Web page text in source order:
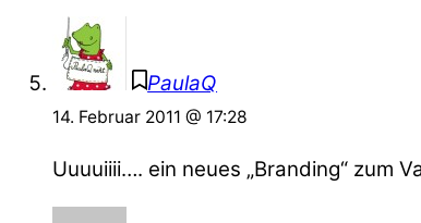
PaulaQ
14. Februar 2011 @ 17:28
Uuuuiiii…. ein neues „Branding“ zum